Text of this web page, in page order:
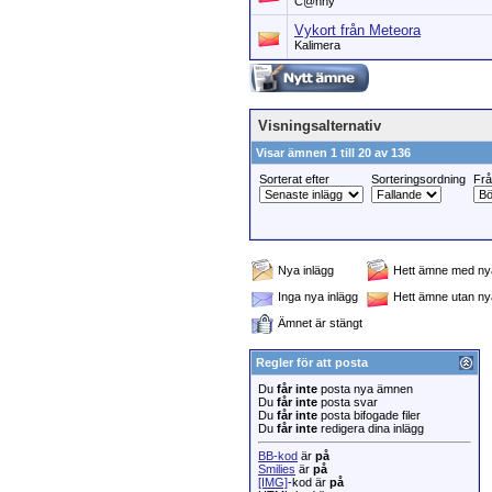
Vykort från Meteora
Kalimera
Visningsalternativ
Visar ämnen 1 till 20 av 136
Sorterat efter
Sorteringsordning
Nya inlägg
Hett ämne med
Inga nya inlägg
Hett ämne utan
Ämnet är stängt
Regler för att posta
Du får inte posta nya ämnen
Du får inte posta svar
Du får inte posta bifogade filer
Du får inte redigera dina inlägg
BB-kod är på
Smilies är på
[IMG]-kod är på